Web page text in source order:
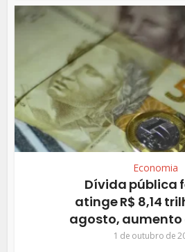
Economia
Dívida pública
atinge R$ 8,14
agosto, aumento
1 de outubro de